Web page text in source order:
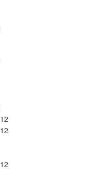
12
12
12